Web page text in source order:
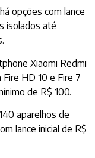
opções com lance
isolados até
Xiaomi Redmi
HD 10 e Fire 7
de R$ 100.
aparelhos de
lance inicial de R$